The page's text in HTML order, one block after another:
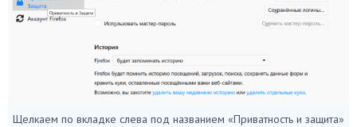
Щелкаем по вкладке слева под названием «Приватность и защита»